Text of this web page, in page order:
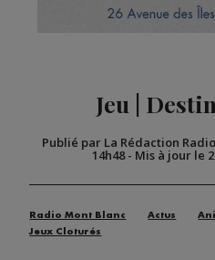
Jeu |
Publié par La Rédaction
14h48- Mis à jour le
Radio Mont Blanc Actus
Jeux Cloturés